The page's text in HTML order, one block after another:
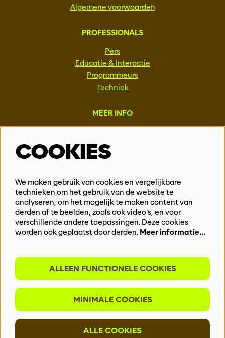
Algemene voorwaarden
PROFESSIONALS
Pers
Educatie & Interactie
Programmeurs
Techniek
MEER INFO
Vacatures
Events & Partnerships
Privacy
BLIJF OP DE HOOGTE
Meld je aan voor onze nieuwsbrief
INSCHRIJVEN
COOKIES
We maken gebruik van cookies en vergelijkbare
technieken om het gebruik van de website te
analyseren, om het mogelijk te maken content van
derden af te beelden, zoals ook video’s, en voor
verschillende andere toepassingen. Deze cookies
worden ook geplaatst door derden. Meer informatie…
ALLEEN FUNCTIONELE COOKIES
MINIMALE COOKIES
ALLE COOKIES